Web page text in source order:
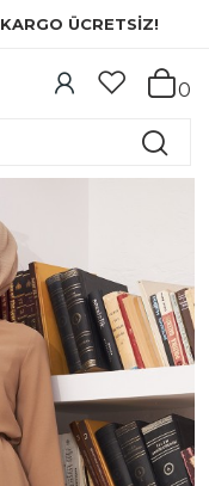
KARGO ÜCRETSİZ!
0